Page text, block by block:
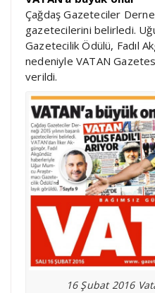
Çağdaş Gazeteciler
gazetecilerini belirledi.
Gazetecilik Ödülü, Fadıl
nedeniyle VATAN
verildi.
16 Şubat 2016